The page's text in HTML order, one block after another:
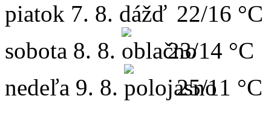
piatok 7. 8.
22/16 °C
sobota 8. 8.
23/14 °C
nedeľa 9. 8. 25/11 °C